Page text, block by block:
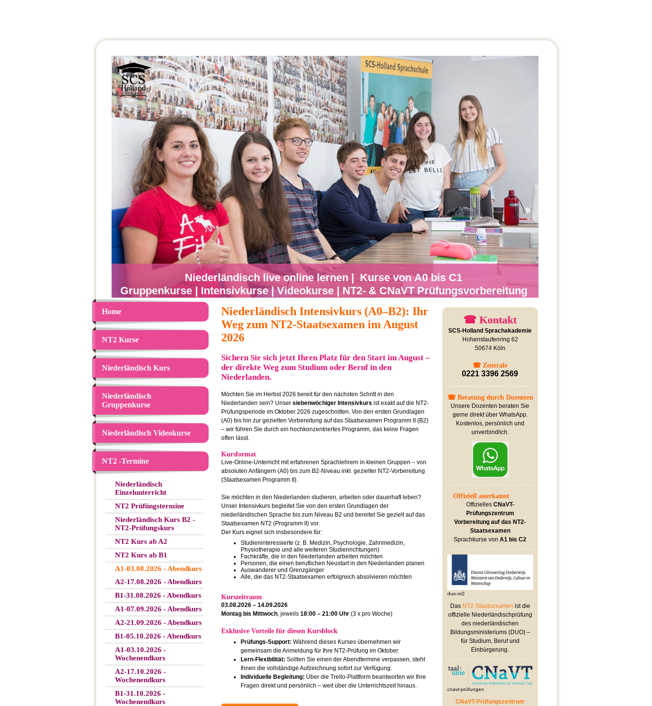
Niederländisch live online lernen | Kurse von A0 bis C1
Gruppenkurse | Intensivkurse | Videokurse | NT2- & CNaVT Prüfungsvorbereitung
Home
NT2 Kurse
Niederländisch Kurs
Niederländisch
Gruppenkurse
Niederländisch Videokurse
NT2 -Termine
Niederländisch
Einzelunterricht
NT2 Prüfüngstermine
Niederländisch Kurs B2 -
NT2-Prüfungskurs
NT2 Kurs ab A2
NT2 Kurs ab B1
A1-03.08.2026 - Abendkurs
A2-17.08.2026 - Abendkurs
B1-31.08.2026 - Abendkurs
A1-07.09.2026 - Abendkurs
A2-21.09.2026 - Abendkurs
B1-05.10.2026 - Abendkurs
A1-03.10.2026 -
Wochenendkurs
A2-17.10.2026 -
Wochenendkurs
B1-31.10.2026 -
Wochenendkurs
Niederländisch Intensivkurs (A0–B2): Ihr
Weg zum NT2-Staatsexamen im August
2026
Sichern Sie sich jetzt Ihren Platz für den Start im August –
der direkte Weg zum Studium oder Beruf in den
Niederlanden.
Möchten Sie im Herbst 2026 bereit für den nächsten Schritt in den
Niederlanden sein? Unser siebenwöchiger Intensivkurs ist exakt auf die NT2-
Prüfungsperiode im Oktober 2026 zugeschnitten. Von den ersten Grundlagen
(A0) bis hin zur gezielten Vorbereitung auf das Staatsexamen Programm II (B2)
– wir führen Sie durch ein hochkonzentriertes Programm, das keine Fragen
offen lässt.
Kursformat
Live-Online-Unterricht mit erfahrenen Sprachlehrern in kleinen Gruppen – von
absoluten Anfängern (A0) bis zum B2-Niveau inkl. gezielter NT2-Vorbereitung
(Staatsexamen Programm II).
Sie möchten in den Niederlanden studieren, arbeiten oder dauerhaft leben?
Unser Intensivkurs begleitet Sie von den ersten Grundlagen der
niederländischen Sprache bis zum Niveau B2 und bereitet Sie gezielt auf das
Staatsexamen NT2 (Programm II) vor.
Der Kurs eignet sich insbesondere für:
Studieninteressierte (z. B. Medizin, Psychologie, Zahnmedizin,
Physiotherapie und alle weiteren Studienrichtungen)
Fachkräfte, die in den Niederlanden arbeiten möchten
Personen, die einen beruflichen Neustart in den Niederlanden planen
Auswanderer und Grenzgänger
Alle, die das NT2-Staatsexamen erfolgreich absolvieren möchten
Kurszeitraum
03.08.2026 – 14.09.2026
Montag bis Mittwoch, jeweils 18:00 – 21:00 Uhr(3 x pro Woche)
Exklusive Vorteile für diesen Kursblock
Prüfungs-Support: Während dieses Kurses übernehmen wir
gemeinsam die Anmeldung für Ihre NT2-Prüfung im Oktober.
Lern-Flexibilität: Sollten Sie einen der Abendtermine verpassen, steht
Ihnen die vollständige Aufzeichnung sofort zur Verfügung.
Individuelle Begleitung: Über die Trello-Plattform beantworten wir Ihre
Fragen direkt und persönlich – weit über die Unterrichtszeit hinaus.
☎ Kontakt
SCS-Holland Sprachakademie
Hohenstaufenring 62
50674 Köln
☎ Zentrale
0221 3396 2569
☎ Beratung durch Dozenten
Unsere Dozenten beraten Sie
gerne direkt über WhatsApp.
Kostenlos, persönlich und
unverbindlich.
Offiziell anerkannt
Offizielles CNaVT-
Prüfungszentrum
Vorbereitung auf das NT2-
Staatsexamen
Sprachkurse von A1 bis C2
duo-nt2
Das NT2-Staatsexamen ist die
offizielle Niederländischprüfung
des niederländischen
Bildungsministeriums (DUO) –
für Studium, Beruf und
Einbürgerung.
cnavt-prüfungen
CNaVT-Prüfungszentrum